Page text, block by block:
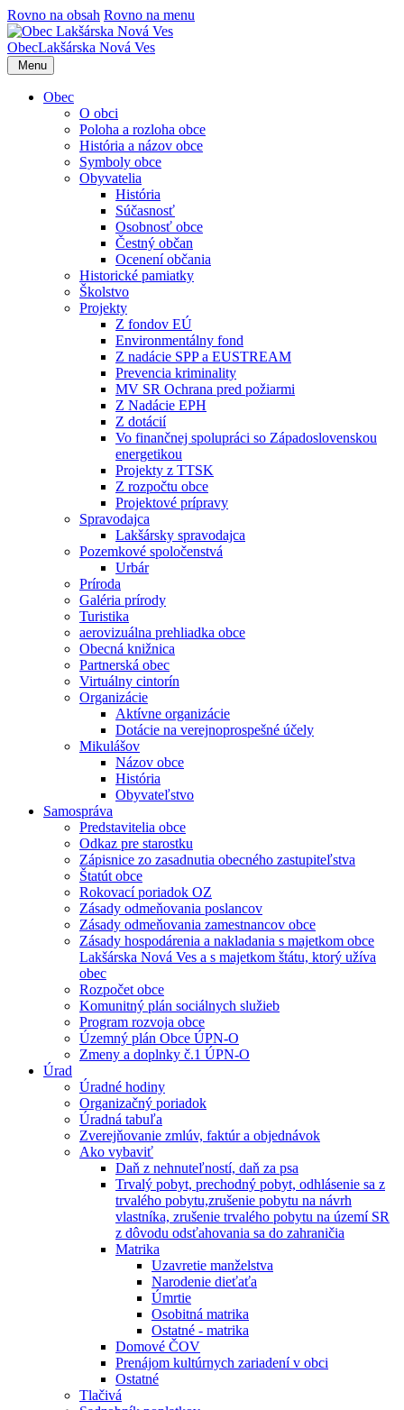
Rovno na obsah Rovno na menu
ObecLakšárska Nová Ves
Menu
Obec
O obci
Poloha a rozloha obce
História a názov obce
Symboly obce
Obyvatelia
História
Súčasnosť
Osobnosť obce
Čestný občan
Ocenení občania
Historické pamiatky
Školstvo
Projekty
Z fondov EÚ
Environmentálny fond
Z nadácie SPP a EUSTREAM
Prevencia kriminality
MV SR Ochrana pred požiarmi
Z Nadácie EPH
Z dotácií
Vo finančnej spolupráci so Západoslovenskou
energetikou
Projekty z TTSK
Z rozpočtu obce
Projektové prípravy
Spravodajca
Lakšársky spravodajca
Pozemkové spoločenstvá
Urbár
Príroda
Galéria prírody
Turistika
aerovizuálna prehliadka obce
Obecná knižnica
Partnerská obec
Virtuálny cintorín
Organizácie
Aktívne organizácie
Dotácie na verejnoprospešné účely
Mikulášov
Názov obce
História
Obyvateľstvo
Samospráva
Predstavitelia obce
Odkaz pre starostku
Zápisnice zo zasadnutia obecného zastupiteľstva
Štatút obce
Rokovací poriadok OZ
Zásady odmeňovania poslancov
Zásady odmeňovania zamestnancov obce
Zásady hospodárenia a nakladania s majetkom obce
Lakšárska Nová Ves a s majetkom štátu, ktorý užíva
obec
Rozpočet obce
Komunitný plán sociálnych služieb
Program rozvoja obce
Územný plán Obce ÚPN-O
Zmeny a doplnky č.1 ÚPN-O
Úrad
Úradné hodiny
Organizačný poriadok
Úradná tabuľa
Zverejňovanie zmlúv, faktúr a objednávok
Ako vybaviť
Daň z nehnuteľností, daň za psa
Trvalý pobyt, prechodný pobyt, odhlásenie sa z
trvalého pobytu,zrušenie pobytu na návrh
vlastníka, zrušenie trvalého pobytu na území SR
z dôvodu odsťahovania sa do zahraničia
Matrika
Uzavretie manželstva
Narodenie dieťaťa
Úmrtie
Osobitná matrika
Ostatné - matrika
Domové ČOV
Prenájom kultúrnych zariadení v obci
Ostatné
Tlačivá